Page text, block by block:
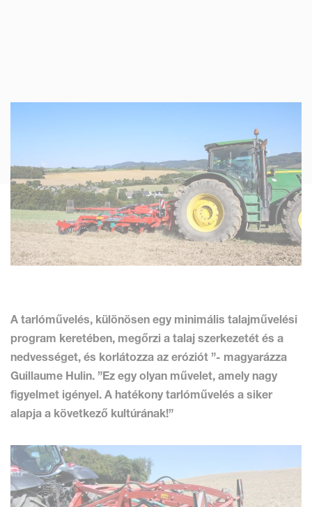
A tarlóművelés, különösen egy minimális talajművelési
program keretében, megőrzi a talaj szerkezetét és a
nedvességet, és korlátozza az eróziót ”- magyarázza
Guillaume Hulin. ”Ez egy olyan művelet, amely nagy
figyelmet igényel. A hatékony tarlóművelés a siker
alapja a következő kultúrának!”